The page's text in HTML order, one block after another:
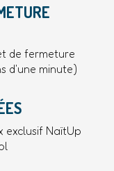
de fermeture
d'une minute)
exclusif NaïtUp